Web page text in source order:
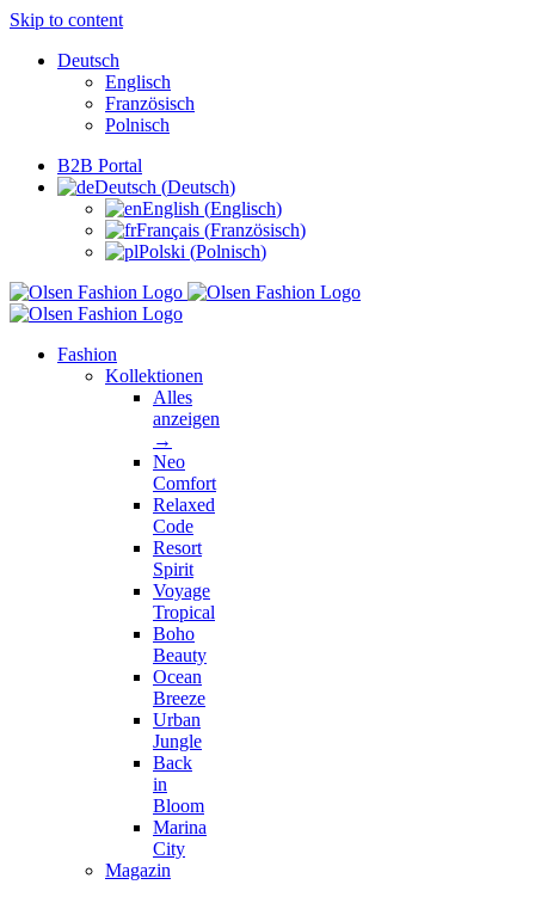
Skip to content
Deutsch
Englisch
Französisch
Polnisch
B2B Portal
Deutsch (Deutsch)
English (Englisch)
Français (Französisch)
Polski (Polnisch)
Fashion
Kollektionen
Alles
anzeigen
→
Neo
Comfort
Relaxed
Code
Resort
Spirit
Voyage
Tropical
Boho
Beauty
Ocean
Breeze
Urban
Jungle
Back
in
Bloom
Marina
City
Magazin